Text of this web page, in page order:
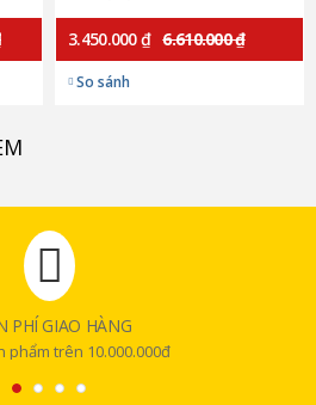
3.450.000 ₫ 6.610.000 ₫
So sánh
PHÍ GIAO HÀNG
phẩm trên 10.000.000đ